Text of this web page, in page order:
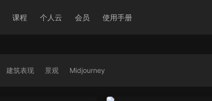
课程 个人云 会员 使用手册
建筑表现 景观 Midjourney